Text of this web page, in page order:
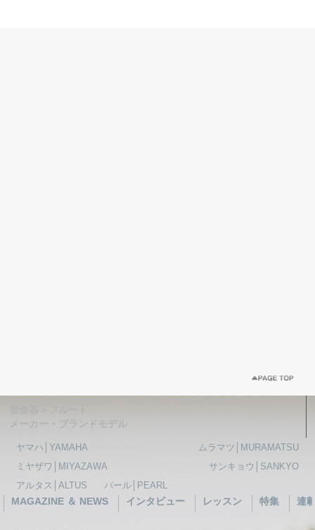
ヤマハ│YAMAHA
ムラマツ│MURAMATSU
ミヤザワ│MIYAZAWA
サンキョウ│SANKYO
アルタス│ALTUS
パール│PEARL
MAGAZINE ＆ NEWS インタビュー レッスン 特集 連